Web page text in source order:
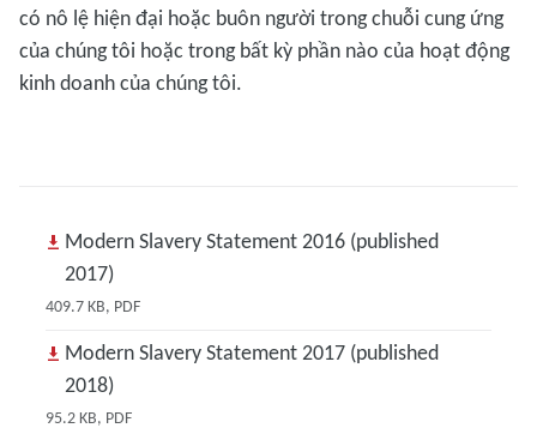
có nô lệ hiện đại hoặc buôn người trong chuỗi cung ứng
của chúng tôi hoặc trong bất kỳ phần nào của hoạt động
kinh doanh của chúng tôi.
Modern Slavery Statement 2016 (published
2017)
409.7 KB, PDF
Modern Slavery Statement 2017 (published
2018)
95.2 KB, PDF